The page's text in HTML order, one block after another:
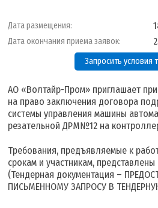
Дата размещения:
Дата окончания приема заявок:
Запросить условия
АО «Волтайр-Пром» приглашает
на право заключения договора
системы управления машины
резательной ДРМ№12 на
Требования, предъявляемые к
срокам и участникам,
(Тендерная документация –
ПИСЬМЕННОМУ ЗАПРОСУ В